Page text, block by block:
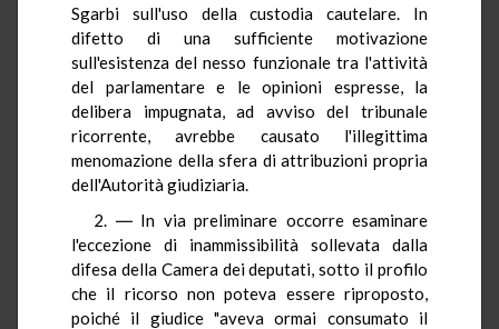
Sgarbi sull'uso della custodia cautelare. In
difetto di una sufficiente motivazione
sull'esistenza del nesso funzionale tra l'attività
del parlamentare e le opinioni espresse, la
delibera impugnata, ad avviso del tribunale
ricorrente, avrebbe causato l'illegittima
menomazione della sfera di attribuzioni propria
dell'Autorità giudiziaria.
2. ― In via preliminare occorre esaminare
l'eccezione di inammissibilità sollevata dalla
difesa della Camera dei deputati, sotto il profilo
che il ricorso non poteva essere riproposto,
poiché il giudice "aveva ormai consumato il